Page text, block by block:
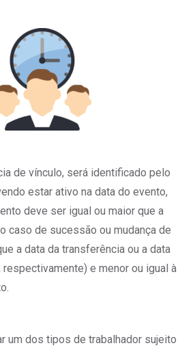
de vínculo, será identificado pelo
estar ativo na data do evento,
deve ser igual ou maior que a
caso de sucessão ou mudança de
a data da transferência ou a data
respectivamente) e menor ou igual à
um dos tipos de trabalhador sujeito